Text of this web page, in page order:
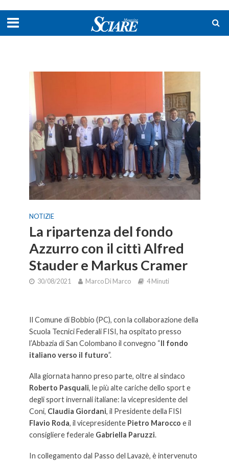
NOTIZIE
La ripartenza del fondo
Azzurro con il cittì Alfred
Stauder e Markus Cramer
30/08/2021 Marco Di Marco 4 Minuti
Il Comune di Bobbio (PC), con la collaborazione della
Scuola Tecnici Federali FISI, ha ospitato presso
l’Abbazia di San Colombano il convegno “Il fondo
italiano verso il futuro”.
Alla giornata hanno preso parte, oltre al sindaco
Roberto Pasquali, le più alte cariche dello sport e
degli sport invernali italiane: la vicepresidente del
Coni, Claudia Giordani, il Presidente della FISI
Flavio Roda, il vicepresidente Pietro Marocco e il
consigliere federale Gabriella Paruzzi.
In collegamento dal Passo del Lavazè, è intervenuto